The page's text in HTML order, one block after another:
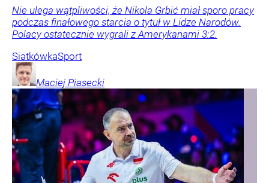
Nie ulega wątpliwości, że Nikola Grbić miał sporo pracy
podczas finałowego starcia o tytuł w Lidze Narodów.
Polacy ostatecznie wygrali z Amerykanami 3:2.
SiatkówkaSport
Maciej Piasecki